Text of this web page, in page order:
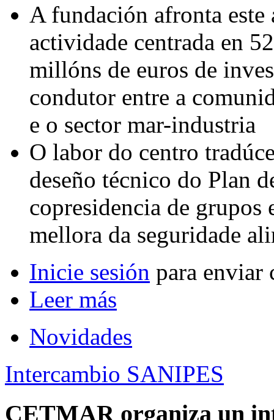
A fundación afronta este
actividade centrada en
millóns de euros de
condutor entre a
e o sector mar-industria
O labor do centro
deseño técnico do Plan
copresidencia de grupos
mellora da seguridade
Inicie sesión para enviar
Leer más
Novidades
Intercambio SANIPES
CETMAR organiza un